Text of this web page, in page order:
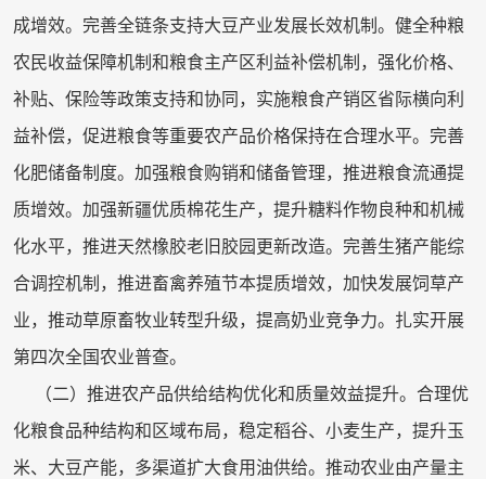
成增效。完善全链条支持大豆产业发展长效机制。健全种粮
农民收益保障机制和粮食主产区利益补偿机制，强化价格、
补贴、保险等政策支持和协同，实施粮食产销区省际横向利
益补偿，促进粮食等重要农产品价格保持在合理水平。完善
化肥储备制度。加强粮食购销和储备管理，推进粮食流通提
质增效。加强新疆优质棉花生产，提升糖料作物良种和机械
化水平，推进天然橡胶老旧胶园更新改造。完善生猪产能综
合调控机制，推进畜禽养殖节本提质增效，加快发展饲草产
业，推动草原畜牧业转型升级，提高奶业竞争力。扎实开展
第四次全国农业普查。
（二）推进农产品供给结构优化和质量效益提升。合理优
化粮食品种结构和区域布局，稳定稻谷、小麦生产，提升玉
米、大豆产能，多渠道扩大食用油供给。推动农业由产量主